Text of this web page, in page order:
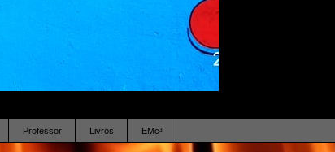
Professor Livros EMc³